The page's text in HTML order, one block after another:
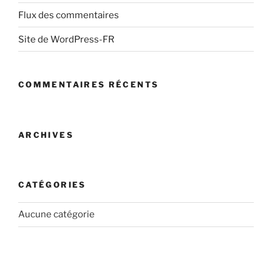
Flux des commentaires
Site de WordPress-FR
COMMENTAIRES RÉCENTS
ARCHIVES
CATÉGORIES
Aucune catégorie